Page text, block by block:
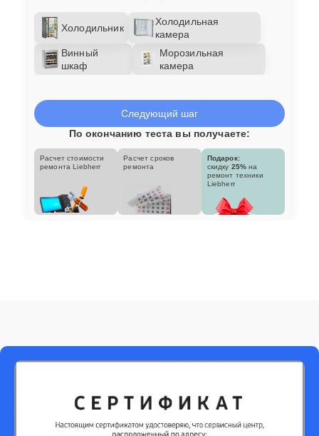
Холодильник
Холодильная
камера
Винный
шкаф
Морозильная
камера
Следующий шаг
По окончанию теста вы получаете:
Расчет стоимости
ремонта Liebherr
Расчет сроков
ремонта
Подарок:
скидку 25% на
ремонт техники
Liebherr